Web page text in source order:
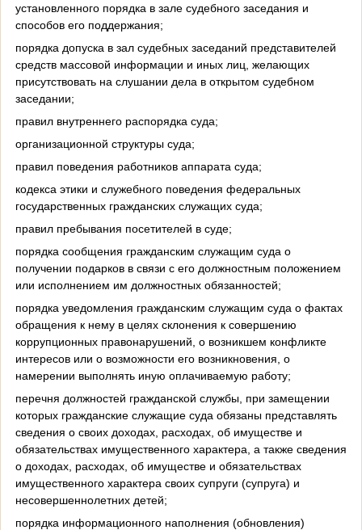
установленного порядка в зале судебного заседания и
способов его поддержания;
порядка допуска в зал судебных заседаний представителей
средств массовой информации и иных лиц, желающих
присутствовать на слушании дела в открытом судебном
заседании;
правил внутреннего распорядка суда;
организационной структуры суда;
правил поведения работников аппарата суда;
кодекса этики и служебного поведения федеральных
государственных гражданских служащих суда;
правил пребывания посетителей в суде;
порядка сообщения гражданским служащим суда о
получении подарков в связи с его должностным положением
или исполнением им должностных обязанностей;
порядка уведомления гражданским служащим суда о фактах
обращения к нему в целях склонения к совершению
коррупционных правонарушений, о возникшем конфликте
интересов или о возможности его возникновения, о
намерении выполнять иную оплачиваемую работу;
перечня должностей гражданской службы, при замещении
которых гражданские служащие суда обязаны представлять
сведения о своих доходах, расходах, об имуществе и
обязательствах имущественного характера, а также сведения
о доходах, расходах, об имуществе и обязательствах
имущественного характера своих супруги (супруга) и
несовершеннолетних детей;
порядка информационного наполнения (обновления)